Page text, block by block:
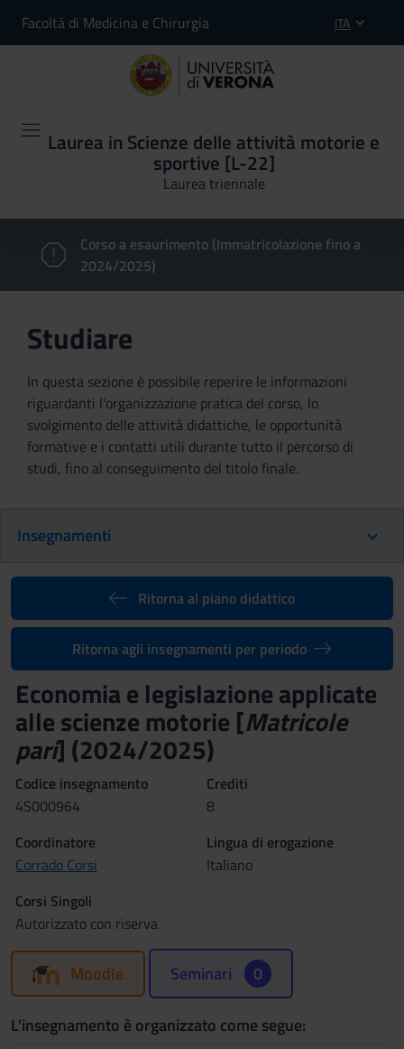
Facoltà di Medicina e Chirurgia ITA
Laurea in Scienze delle attività motorie e
sportive [L-22]
Laurea triennale
Corso a esaurimento (Immatricolazione fino a
2024/2025)
Studiare
In questa sezione è possibile reperire le informazioni
riguardanti l'organizzazione pratica del corso, lo
svolgimento delle attività didattiche, le opportunità
formative e i contatti utili durante tutto il percorso di
studi, fino al conseguimento del titolo finale.
Insegnamenti
Ritorna al piano didattico
Ritorna agli insegnamenti per periodo
Economia e legislazione applicate
alle scienze motorie [Matricole
pari] (2024/2025)
Codice insegnamento
4S000964
Crediti
8
Coordinatore
Corrado Corsi
Lingua di erogazione
Italiano
Corsi Singoli
Autorizzato con riserva
Moodle Seminari 0
L'insegnamento è organizzato come segue: